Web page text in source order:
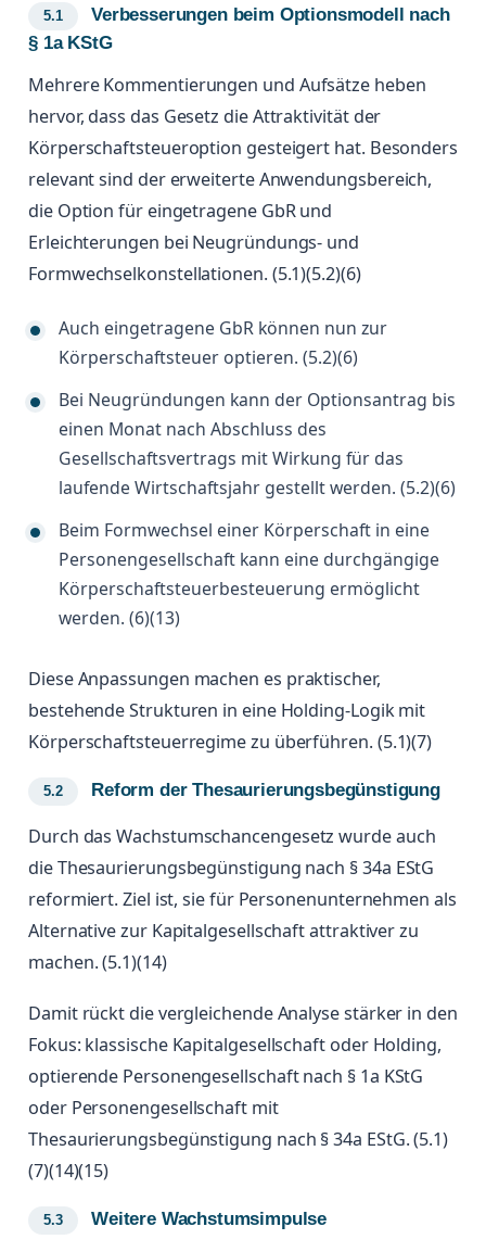
Verbesserungen beim Optionsmodell nach
§ 1a KStG
Mehrere Kommentierungen und Aufsätze heben
hervor, dass das Gesetz die Attraktivität der
Körperschaftsteueroption gesteigert hat. Besonders
relevant sind der erweiterte Anwendungsbereich,
die Option für eingetragene GbR und
Erleichterungen bei Neugründungs- und
Formwechselkonstellationen. (5.1)(5.2)(6)
Auch eingetragene GbR können nun zur
Körperschaftsteuer optieren. (5.2)(6)
Bei Neugründungen kann der Optionsantrag bis
einen Monat nach Abschluss des
Gesellschaftsvertrags mit Wirkung für das
laufende Wirtschaftsjahr gestellt werden. (5.2)(6)
Beim Formwechsel einer Körperschaft in eine
Personengesellschaft kann eine durchgängige
Körperschaftsteuerbesteuerung ermöglicht
werden. (6)(13)
Diese Anpassungen machen es praktischer,
bestehende Strukturen in eine Holding-Logik mit
Körperschaftsteuerregime zu überführen. (5.1)(7)
Reform der Thesaurierungsbegünstigung
Durch das Wachstumschancengesetz wurde auch
die Thesaurierungsbegünstigung nach § 34a EStG
reformiert. Ziel ist, sie für Personenunternehmen als
Alternative zur Kapitalgesellschaft attraktiver zu
machen. (5.1)(14)
Damit rückt die vergleichende Analyse stärker in den
Fokus: klassische Kapitalgesellschaft oder Holding,
optierende Personengesellschaft nach § 1a KStG
oder Personengesellschaft mit
Thesaurierungsbegünstigung nach § 34a EStG. (5.1)
(7)(14)(15)
Weitere Wachstumsimpulse